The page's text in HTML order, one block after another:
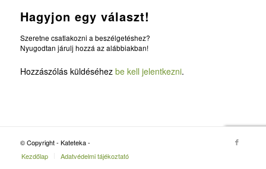
Hagyjon egy választ!
Szeretne csatlakozni a beszélgetéshez?
Nyugodtan járulj hozzá az alábbiakban!
Hozzászólás küldéséhez be kell jelentkezni.
© Copyright - Kateteka -
Kezdőlap
Adatvédelmi tájékoztató